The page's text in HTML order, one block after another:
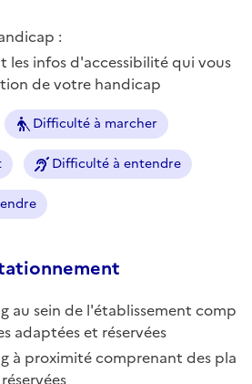
:
les infos d'accessibilité qui vous
de votre handicap
Difficulté à marcher
Difficulté à entendre
au sein de l'établissement comp
adaptées et réservées
à proximité comprenant des pla